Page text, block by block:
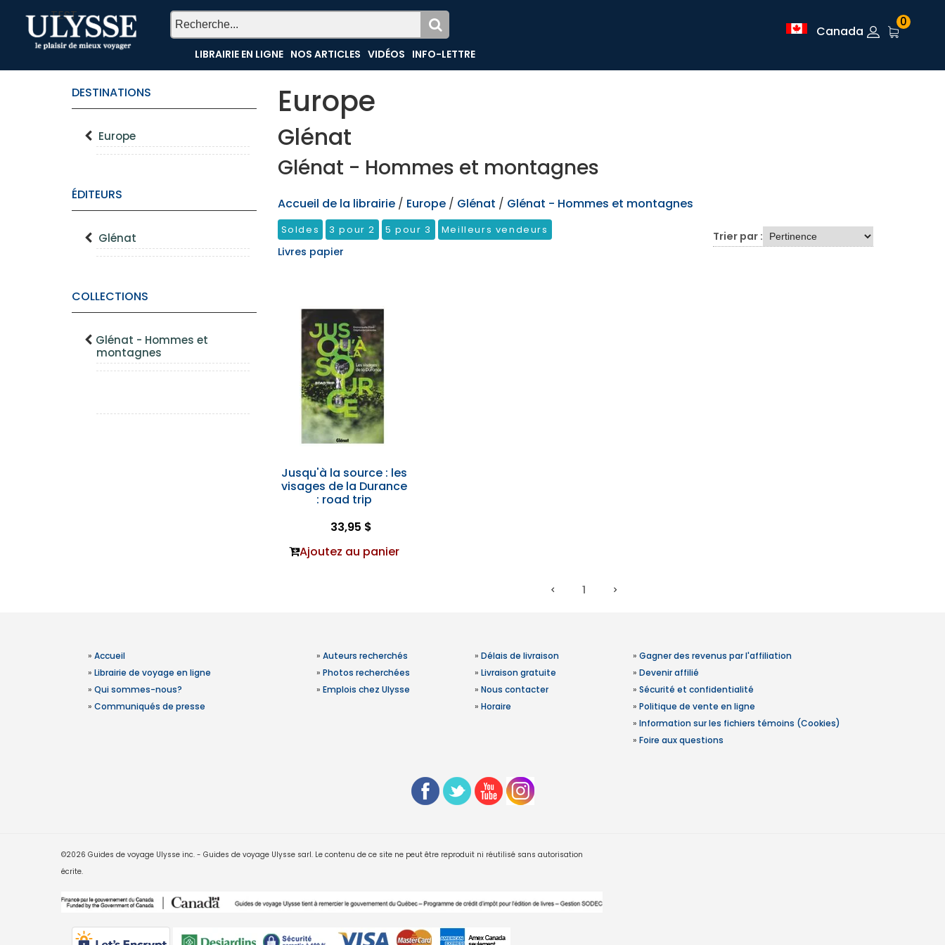
TEST
LIBRAIRIE EN LIGNE NOS ARTICLES VIDÉOS INFO-LETTRE
Canada
0
DESTINATIONS
Europe
ÉDITEURS
Glénat
COLLECTIONS
Glénat - Hommes et
montagnes
Europe
Glénat
Glénat - Hommes et montagnes
Accueil de la librairie / Europe / Glénat / Glénat - Hommes et montagnes
Soldes 3 pour 2 5 pour 3 Meilleurs vendeurs
Livres papier
Trier par :
Jusqu'à la source : les
visages de la Durance
: road trip
33,95 $
Ajoutez au panier
1
» Accueil
» Librairie de voyage en ligne
» Qui sommes-nous?
» Communiqués de presse
» Auteurs recherchés
» Photos recherchées
» Emplois chez Ulysse
» Délais de livraison
» Livraison gratuite
» Nous contacter
» Horaire
» Gagner des revenus par l'affiliation
» Devenir affilié
» Sécurité et confidentialité
» Politique de vente en ligne
» Information sur les fichiers témoins (Cookies)
» Foire aux questions
©2026 Guides de voyage Ulysse inc. - Guides de voyage Ulysse sarl. Le contenu de ce site ne peut être reproduit ni réutilisé sans autorisation
écrite.